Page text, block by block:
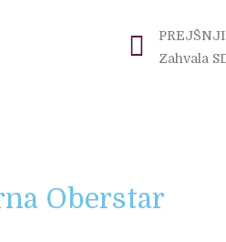
PREJŠNJI
Oberstar